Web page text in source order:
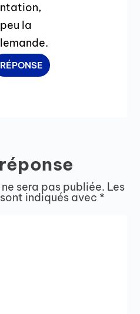
la
RÉPONSE
sera pas publiée. Les
indiqués avec *